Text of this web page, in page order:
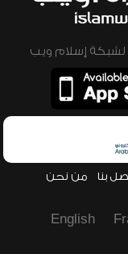
بنا من نحن
English